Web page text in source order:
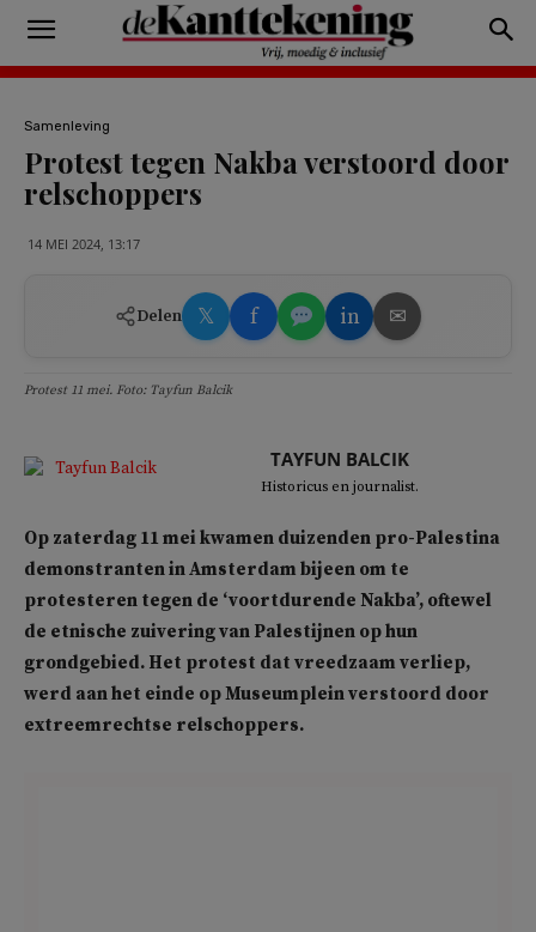
Samenleving
Protest tegen Nakba verstoord door
relschoppers
14 MEI 2024, 13:17
Delen 𝕏 f in ✉
Protest 11 mei. Foto: Tayfun Balcik
TAYFUN BALCIK
Historicus en journalist.
Op zaterdag 11 mei kwamen duizenden pro-Palestina
demonstranten in Amsterdam bijeen om te
protesteren tegen de ‘voortdurende Nakba’, oftewel
de etnische zuivering van Palestijnen op hun
grondgebied. Het protest dat vreedzaam verliep,
werd aan het einde op Museumplein verstoord door
extreemrechtse relschoppers.